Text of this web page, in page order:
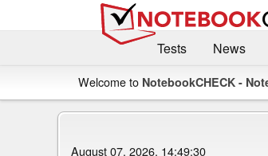
Tests
News
Welcome to NotebookCHECK -
August 07, 2026, 14:49:30